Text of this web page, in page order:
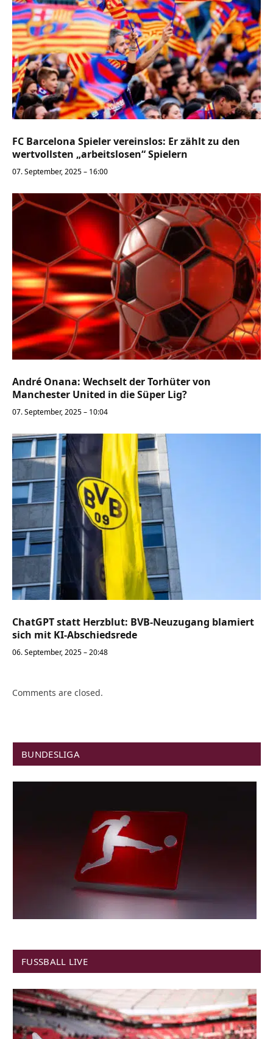
FC Barcelona Spieler vereinslos: Er zählt zu den
wertvollsten „arbeitslosen“ Spielern
07. September, 2025 – 16:00
André Onana: Wechselt der Torhüter von
Manchester United in die Süper Lig?
07. September, 2025 – 10:04
ChatGPT statt Herzblut: BVB-Neuzugang blamiert
sich mit KI-Abschiedsrede
06. September, 2025 – 20:48
Comments are closed.
BUNDESLIGA
FUSSBALL LIVE